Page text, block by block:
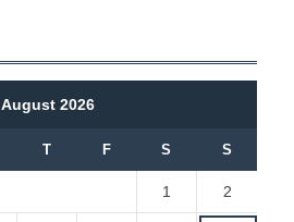
August 2026
T F S S
1 2